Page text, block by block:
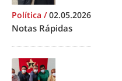
Política /02.05.2026
Notas Rápidas